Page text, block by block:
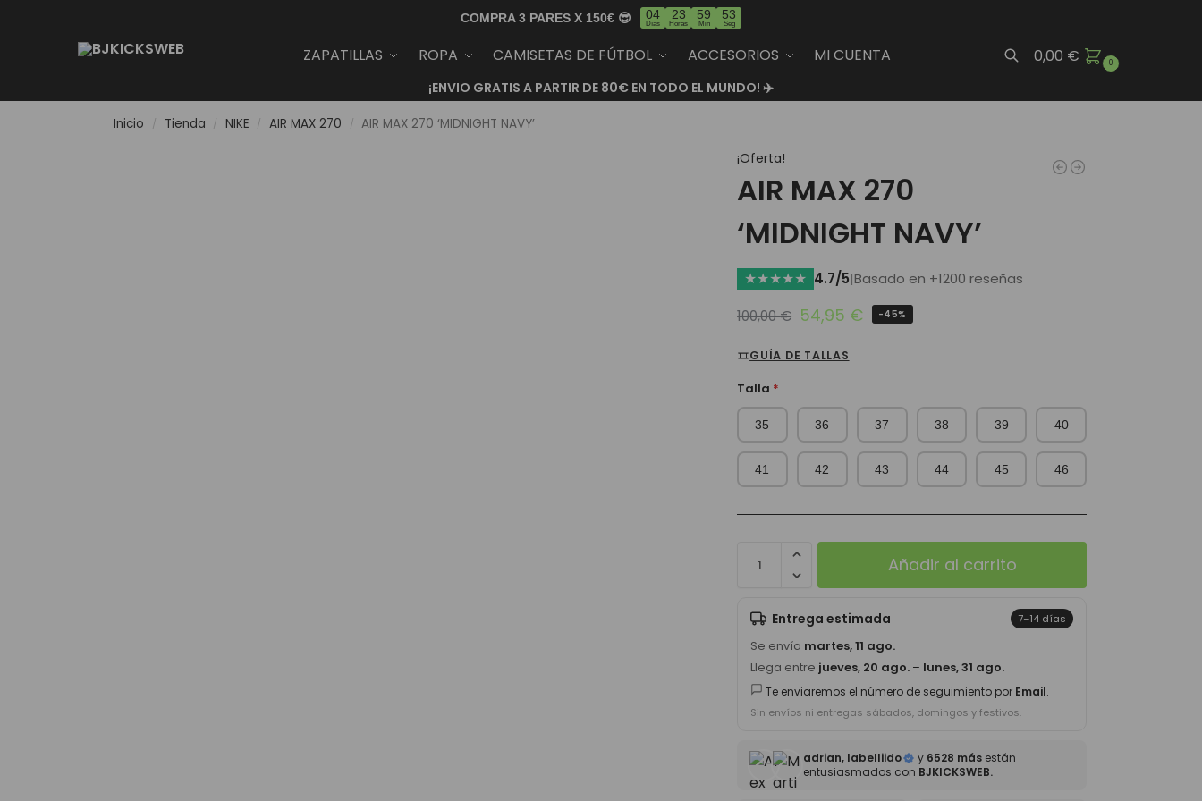
COMPRA 3 PARES X 150€ 😎 04
Días
23
Horas
59
Min
52
Seg
ZAPATILLAS ROPA CAMISETAS DE FÚTBOL ACCESORIOS MI CUENTA 0,00 € 0
¡ENVIO GRATIS A PARTIR DE 80€ EN TODO EL MUNDO! ✈️
Inicio / Tienda / NIKE / AIR MAX 270 / AIR MAX 270 ‘MIDNIGHT NAVY’
¡Oferta!
AIR MAX 270
‘MIDNIGHT NAVY’
★★★★★ 4.7/5|Basado en +1200 reseñas
100,00€ 54,95 € -45%
GUÍA DE TALLAS
Talla *
35 36 37 38 39 40
41 42 43 44 45 46
Añadir al carrito
Entrega estimada 7–14 días
Se envía martes, 11 ago.
Llega entre jueves, 20 ago. – lunes, 31 ago.
Te enviaremos el número de seguimiento por Email.
Sin envíos ni entregas sábados, domingos y festivos.
adrian, labelliido y 6528 más están
entusiasmados con BJKICKSWEB.